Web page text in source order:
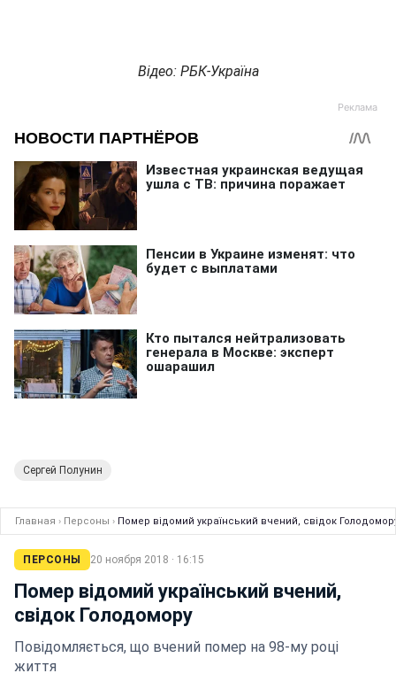
Відео: РБК-Україна
Сергей Полунин
Главная › Персоны › Помер відомий український вчений, свідок
ПЕРСОНЫ 20 ноября 2018 · 16:15
Помер відомий український вчений,
свідок Голодомору
Повідомляється, що вчений помер на 98-му році
життя